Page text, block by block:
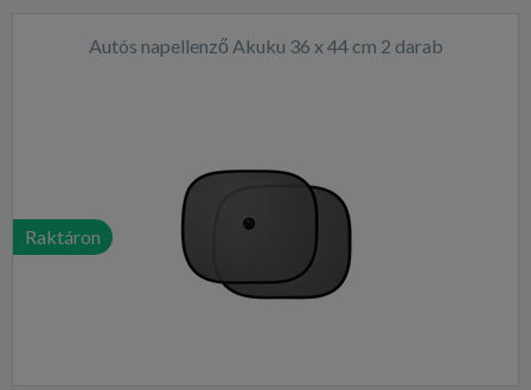
Autós napellenző Akuku 36 x 44 cm 2 darab
Raktáron